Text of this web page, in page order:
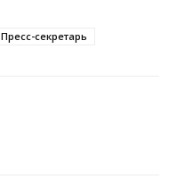
Пресс-секретарь